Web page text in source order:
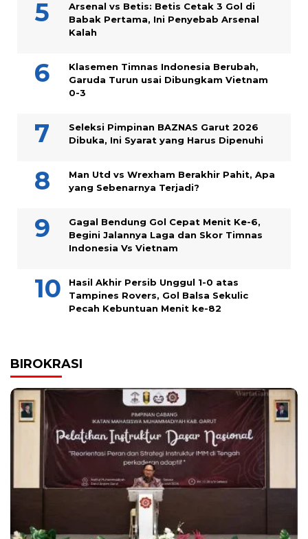
Arsenal vs Betis: Betis Cetak 3 Gol di
Babak Pertama, Ini Penyebab Arsenal
Kalah
Klasemen Timnas Indonesia Berubah,
Garuda Turun usai Dibungkam Vietnam
0-3
Seleksi Pimpinan BAZNAS Garut 2026
Dibuka, Ini Syarat yang Harus Dipenuhi
Man Utd vs Wrexham Berakhir Pahit, Apa
yang Sebenarnya Terjadi?
Gagal Bendung Gol Cepat Menit Ke-6,
Begini Jalannya Laga dan Skor Timnas
Indonesia Vs Vietnam
Hasil Akhir Persib Unggul 1-0 atas
Tampines Rovers, Gol Balsa Sekulic
Pecah Kebuntuan Menit ke-82
BIROKRASI